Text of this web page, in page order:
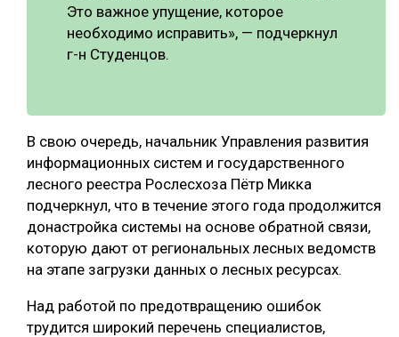
Это важное упущение, которое
необходимо исправить», — подчеркнул
г-н Студенцов.
В свою очередь, начальник Управления развития
информационных систем и государственного
лесного реестра Рослесхоза Пётр Микка
подчеркнул, что в течение этого года продолжится
донастройка системы на основе обратной связи,
которую дают от региональных лесных ведомств
на этапе загрузки данных о лесных ресурсах.
Над работой по предотвращению ошибок
трудится широкий перечень специалистов,